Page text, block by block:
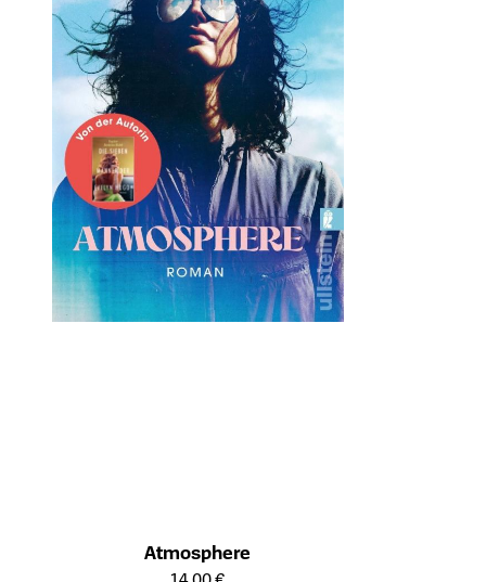
Atmosphere
Öffnet die Detailseite des Produkts